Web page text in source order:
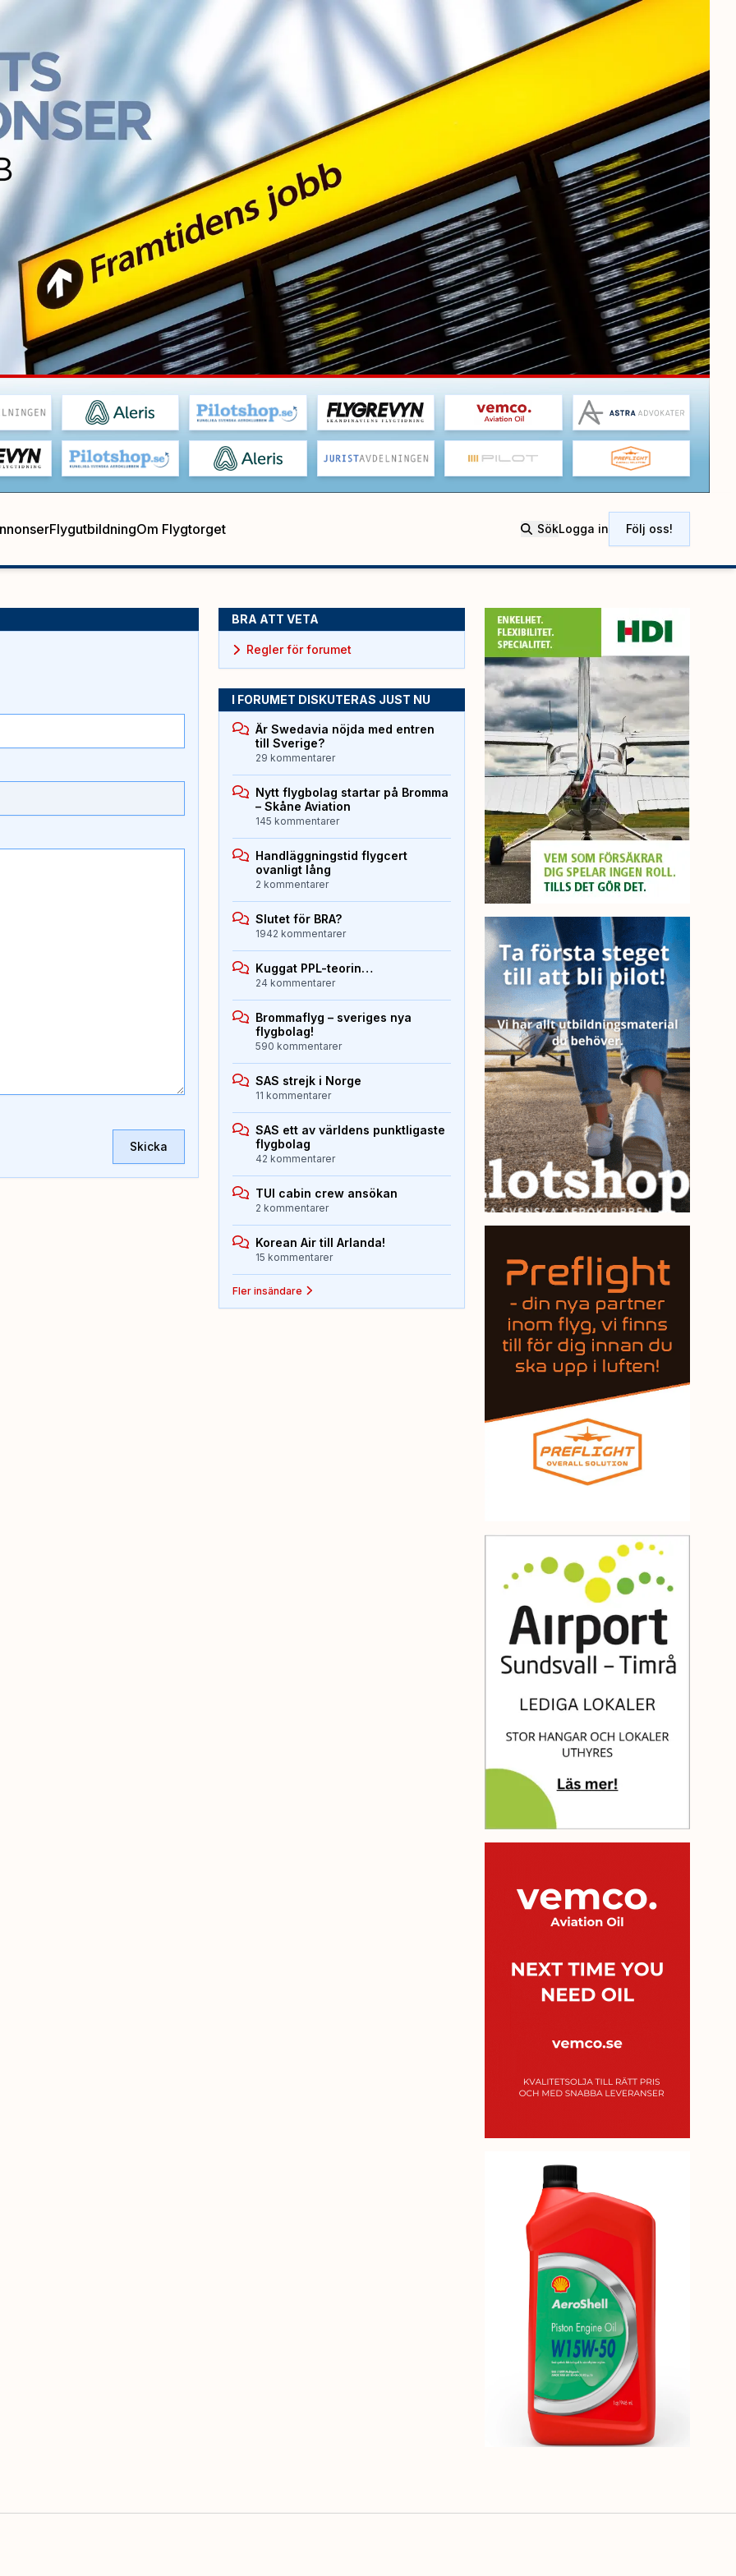
FlygutbildningOm Flygtorget SökLogga in Följ oss!
Skicka
BRA ATT VETA
Regler för forumet
I FORUMET DISKUTERAS JUST NU
Är Swedavia nöjda med entren
till Sverige?
29 kommentarer
Nytt flygbolag startar på Bromma
– Skåne Aviation
145 kommentarer
Handläggningstid flygcert
ovanligt lång
2 kommentarer
Slutet för BRA?
1942 kommentarer
Kuggat PPL-teorin…
24 kommentarer
Brommaflyg – sveriges nya
flygbolag!
590 kommentarer
SAS strejk i Norge
11 kommentarer
SAS ett av världens punktligaste
flygbolag
42 kommentarer
TUI cabin crew ansökan
2 kommentarer
Korean Air till Arlanda!
15 kommentarer
Fler insändare